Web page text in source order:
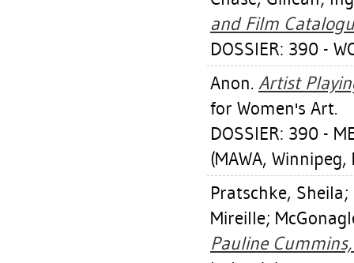
and Film
DOSSIER: 390 -
Anon. Artist
for Women's Art.
DOSSIER: 390 -
(MAWA, Winnipeg,
Pratschke, Sheila;
Mireille;
Pauline